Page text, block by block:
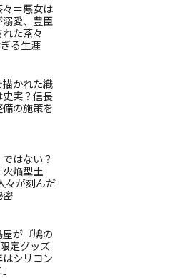
々＝悪女は
愛、豊臣
た茶々
る生涯
描かれた織
実？信長
の施策を
はない？
焔型土
々が刻んだ
密
が『鳩の
定グッズ
シリコン